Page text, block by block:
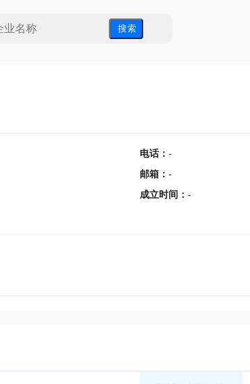
搜 索
电话： -
邮箱 ： -
成立时间 ： -